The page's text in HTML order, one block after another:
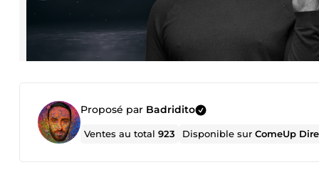
Proposé par Badridito
Ventes au total923 Disponible surComeUp